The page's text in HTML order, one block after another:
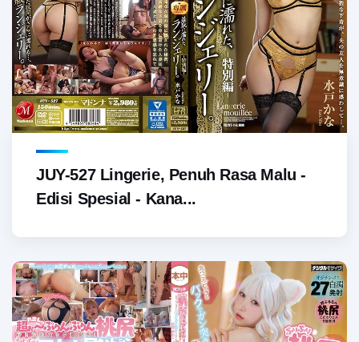
JUY-527 Lingerie, Penuh Rasa Malu -
Edisi Spesial - Kana...